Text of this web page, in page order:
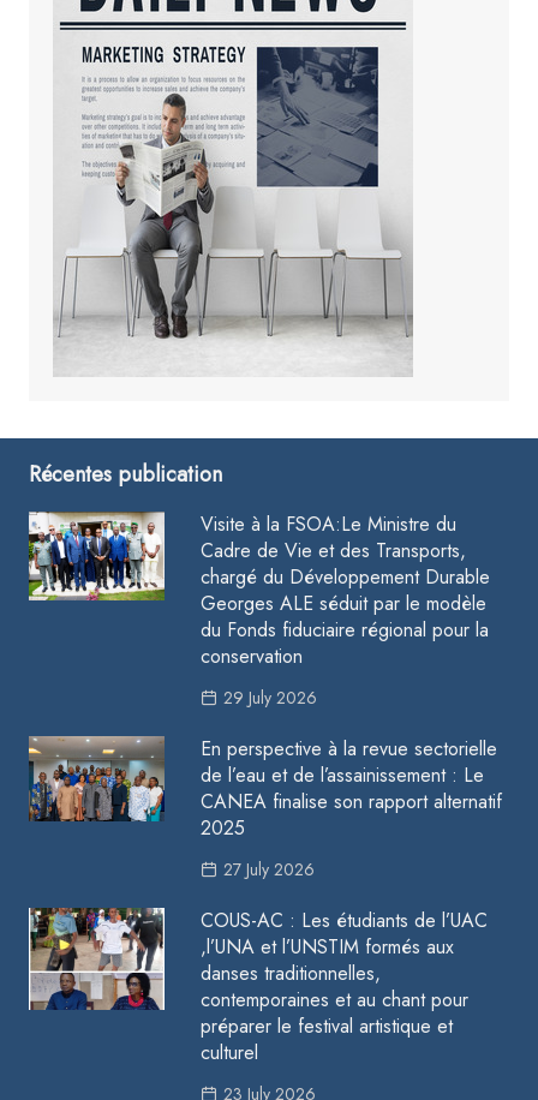
Récentes publication
Visite à la FSOA:Le Ministre du
Cadre de Vie et des Transports,
chargé du Développement Durable
Georges ALE séduit par le modèle
du Fonds fiduciaire régional pour la
conservation
29 July 2026
En perspective à la revue sectorielle
de l’eau et de l’assainissement : Le
CANEA finalise son rapport alternatif
2025
27 July 2026
COUS-AC : Les étudiants de l’UAC
,l’UNA et l’UNSTIM formés aux
danses traditionnelles,
contemporaines et au chant pour
préparer le festival artistique et
culturel
23 July 2026